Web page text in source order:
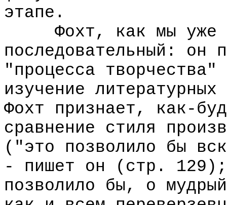
этапе.
Фохт, как мы уже
последовательный: он
"процесса
изучение
Фохт признает, как-
сравнение стиля
("это позволило бы
- пишет он (стр.
позволило бы, о